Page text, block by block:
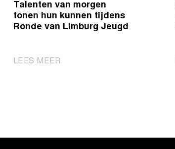
Talenten van morgen
tonen hun kunnen tijdens
Ronde van Limburg Jeugd
LEES MEER|